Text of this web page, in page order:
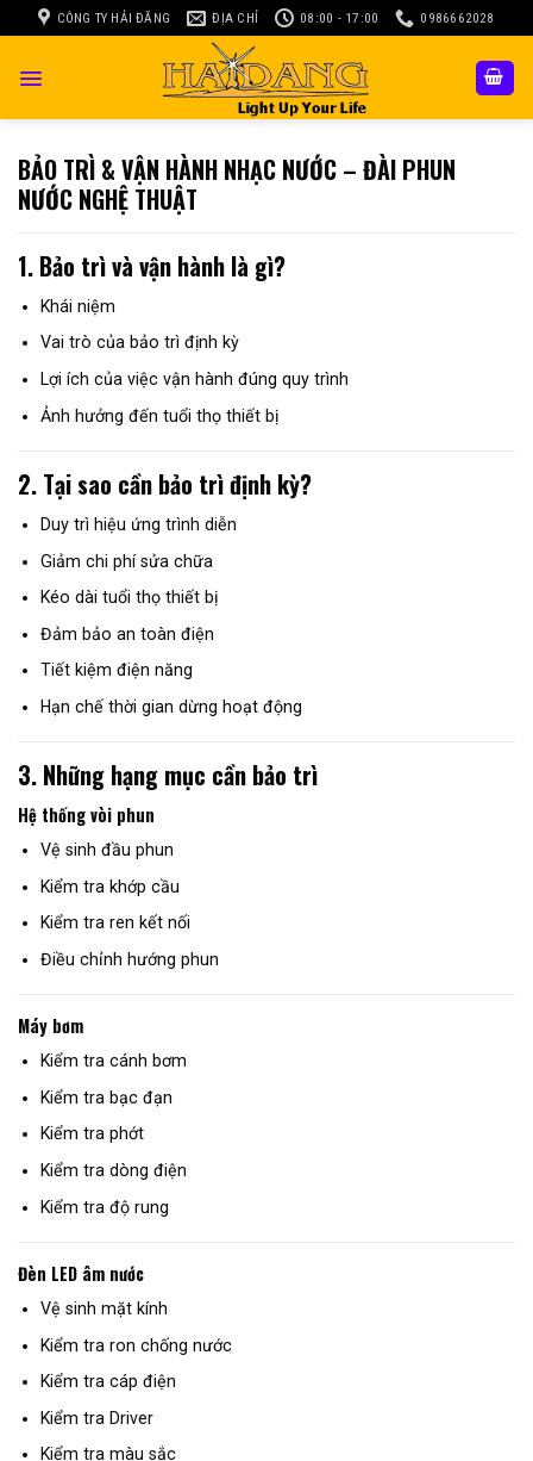
to
CÔNG TY HẢI ĐĂNG ĐỊA CHỈ 08:00 - 17:00 0986662028
BẢO TRÌ & VẬN HÀNH NHẠC NƯỚC – ĐÀI PHUN
NƯỚC NGHỆ THUẬT
1. Bảo trì và vận hành là gì?
Khái niệm
Vai trò của bảo trì định kỳ
Lợi ích của việc vận hành đúng quy trình
Ảnh hưởng đến tuổi thọ thiết bị
2. Tại sao cần bảo trì định kỳ?
Duy trì hiệu ứng trình diễn
Giảm chi phí sửa chữa
Kéo dài tuổi thọ thiết bị
Đảm bảo an toàn điện
Tiết kiệm điện năng
Hạn chế thời gian dừng hoạt động
3. Những hạng mục cần bảo trì
Hệ thống vòi phun
Vệ sinh đầu phun
Kiểm tra khớp cầu
Kiểm tra ren kết nối
Điều chỉnh hướng phun
Máy bơm
Kiểm tra cánh bơm
Kiểm tra bạc đạn
Kiểm tra phớt
Kiểm tra dòng điện
Kiểm tra độ rung
Đèn LED âm nước
Vệ sinh mặt kính
Kiểm tra ron chống nước
Kiểm tra cáp điện
Kiểm tra Driver
Kiểm tra màu sắc